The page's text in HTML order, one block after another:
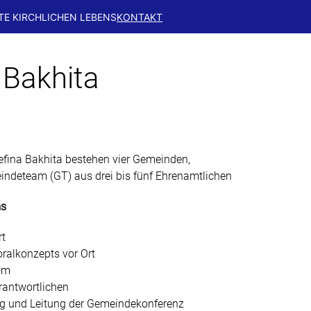
KIRCHLICHEN LEBENSKONTAKT
Bakhita bestehen vier Gemeinden,
(GT) aus drei bis fünf Ehrenamtlichen
vor Ort
und Leitung der Gemeindekonferenz